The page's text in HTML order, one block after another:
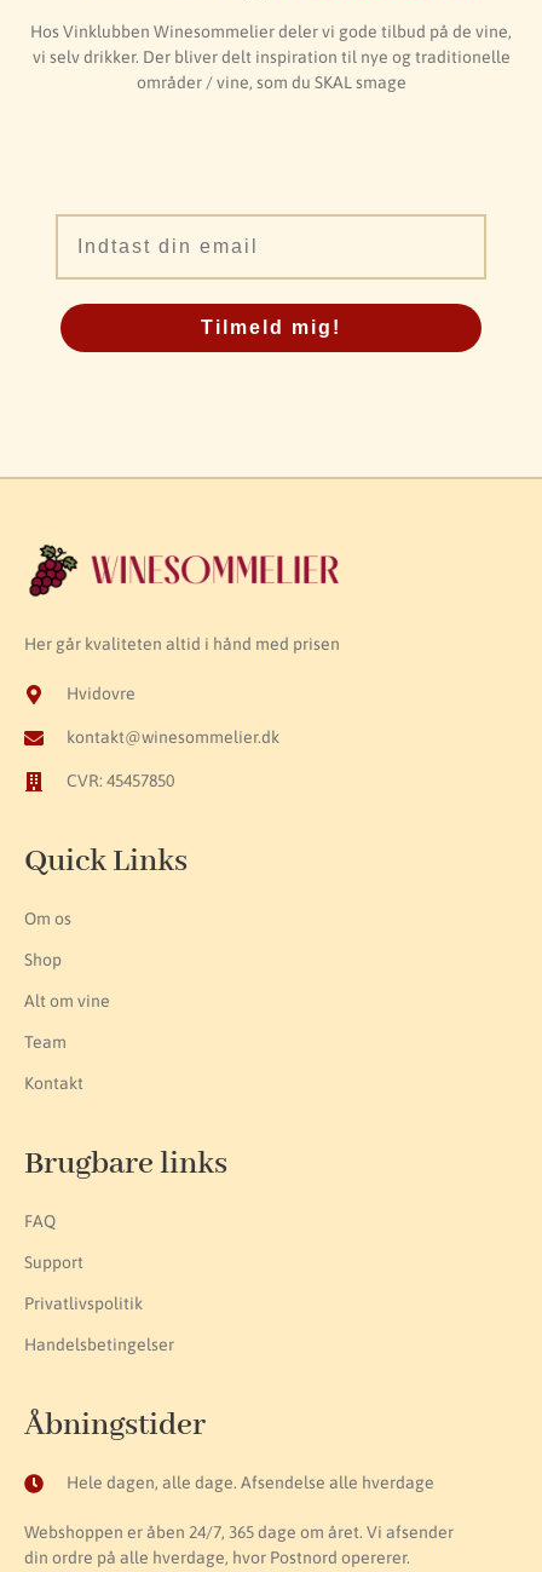
Hos Vinklubben Winesommelier deler vi gode tilbud på de vine,
vi selv drikker. Der bliver delt inspiration til nye og traditionelle
områder / vine, som du SKAL smage
Tilmeld mig!
Her går kvaliteten altid i hånd med prisen
Hvidovre
kontakt@winesommelier.dk
CVR: 45457850
Quick Links
Om os
Shop
Alt om vine
Team
Kontakt
Brugbare links
FAQ
Support
Privatlivspolitik
Handelsbetingelser
Åbningstider
Hele dagen, alle dage. Afsendelse alle hverdage
Webshoppen er åben 24/7, 365 dage om året. Vi afsender
din ordre på alle hverdage, hvor Postnord opererer.